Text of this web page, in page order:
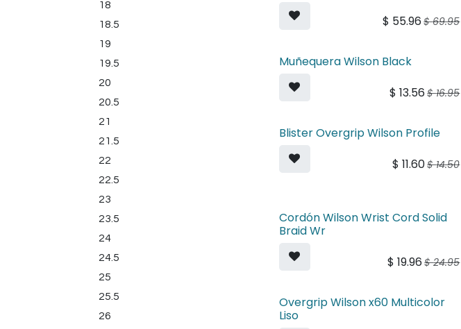
18
18.5
19
19.5
20
20.5
21
21.5
22
22.5
23
23.5
24
24.5
25
25.5
26
$ 55.96 $69.95
Muñequera Wilson Black
$13.56 $16.95
Blister Overgrip Wilson Profile
$11.60$14.50
Cordón Wilson Wrist Cord Solid
Braid Wr
$19.96 $24.95
Overgrip Wilson x60 Multicolor
Liso